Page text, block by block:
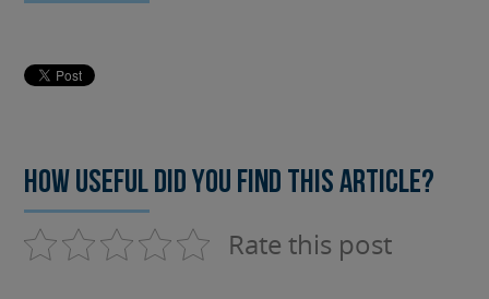
How useful did you find this article?
Rate this post